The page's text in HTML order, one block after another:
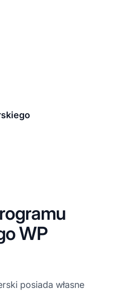
WP
posiada własne